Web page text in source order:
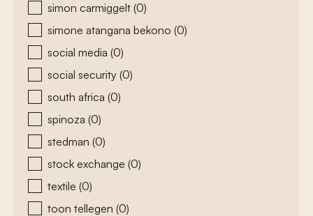
simon carmiggelt (0)
simone atangana bekono (0)
social media (0)
social security (0)
south africa (0)
spinoza (0)
stedman (0)
stock exchange (0)
textile (0)
toon tellegen (0)